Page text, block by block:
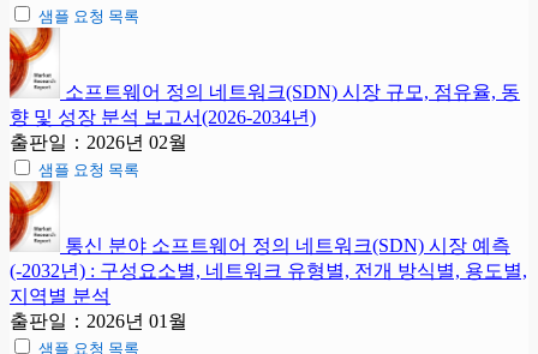
샘플 요청 목록
소프트웨어 정의 네트워크(SDN) 시장 규모, 점유율, 동
향 및 성장 분석 보고서(2026-2034년)
출판일：2026년 02월
샘플 요청 목록
통신 분야 소프트웨어 정의 네트워크(SDN) 시장 예측
(-2032년) : 구성요소별, 네트워크 유형별, 전개 방식별, 용도별,
지역별 분석
출판일：2026년 01월
샘플 요청 목록